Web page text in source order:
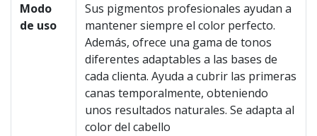
Modo
de uso
Sus pigmentos profesionales ayudan a
mantener siempre el color perfecto.
Además, ofrece una gama de tonos
diferentes adaptables a las bases de
cada clienta. Ayuda a cubrir las primeras
canas temporalmente, obteniendo
unos resultados naturales. Se adapta al
color del cabello